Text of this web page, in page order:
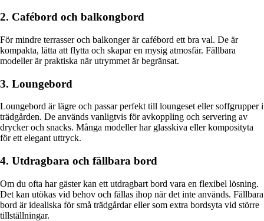
2. Cafébord och balkongbord
För mindre terrasser och balkonger är cafébord ett bra val. De är
kompakta, lätta att flytta och skapar en mysig atmosfär. Fällbara
modeller är praktiska när utrymmet är begränsat.
3. Loungebord
Loungebord är lägre och passar perfekt till loungeset eller soffgrupper i
trädgården. De används vanligtvis för avkoppling och servering av
drycker och snacks. Många modeller har glasskiva eller komposityta
för ett elegant uttryck.
4. Utdragbara och fällbara bord
Om du ofta har gäster kan ett utdragbart bord vara en flexibel lösning.
Det kan utökas vid behov och fällas ihop när det inte används. Fällbara
bord är idealiska för små trädgårdar eller som extra bordsyta vid större
tillställningar.